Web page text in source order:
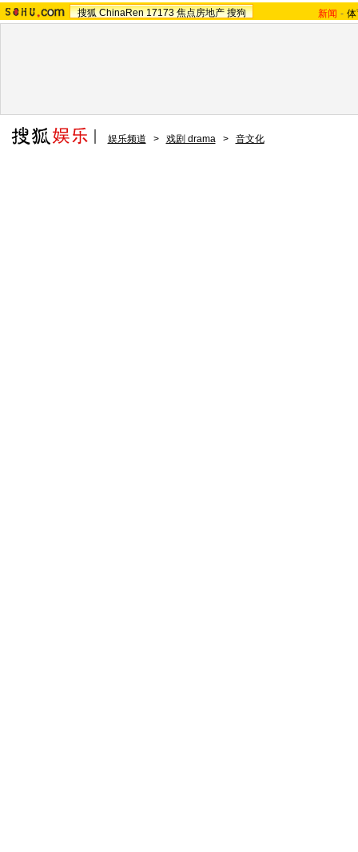
搜狐 ChinaRen 17173 焦点房地产 搜狗 新闻 -
娱乐频道 > 戏剧 drama > 音文化